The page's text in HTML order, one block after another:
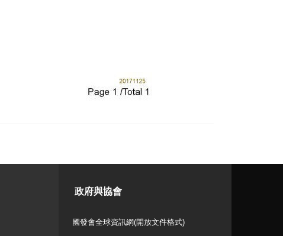
政府與協會
國發會全球資訊網(開放文件格式)